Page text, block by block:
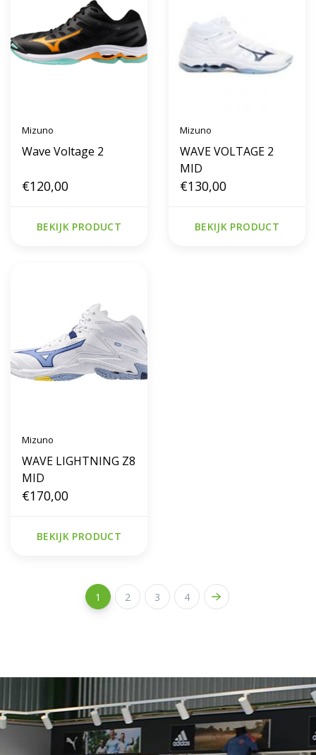
Mizuno
Wave Voltage 2
€120,00
BEKIJK PRODUCT
Mizuno
WAVE VOLTAGE 2
MID
€130,00
BEKIJK PRODUCT
Mizuno
WAVE LIGHTNING Z8
MID
€170,00
BEKIJK PRODUCT
1 2 3 4